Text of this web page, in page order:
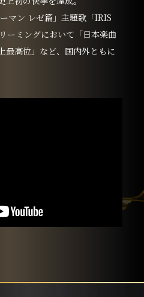
マン レゼ篇」主題歌「IRIS
ーミングにおいて「日本楽曲
最高位」など、国内外ともに